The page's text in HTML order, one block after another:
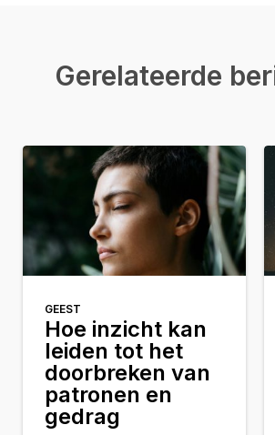
Gerelateerde
GEEST
Hoe inzicht kan
leiden tot het
doorbreken van
patronen en
gedrag